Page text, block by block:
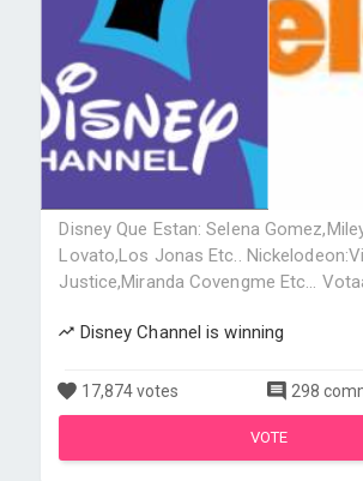
Disney Que Estan: Selena
Lovato,Los Jonas Etc..
Justice,Miranda Covengme Etc...
Disney Channel is winning
17,874 votes 298
VOTE